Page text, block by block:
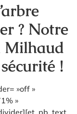
? Notre
Milhaud
!
»off »
»